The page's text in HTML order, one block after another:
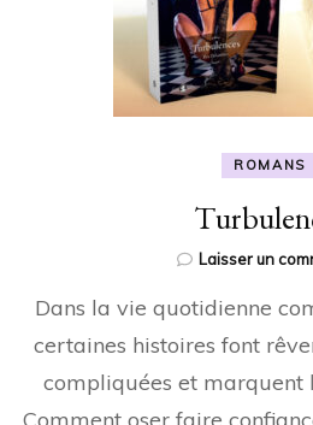
ROMANS
Laisser un
Dans la vie quotidienne
certaines histoires font
compliquées et marquent